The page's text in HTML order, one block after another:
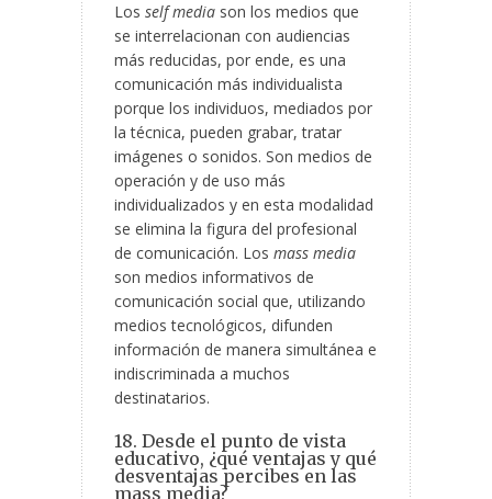
Los self media son los medios que
se interrelacionan con audiencias
más reducidas, por ende, es una
comunicación más individualista
porque los individuos, mediados por
la técnica, pueden grabar, tratar
imágenes o sonidos. Son medios de
operación y de uso más
individualizados y en esta modalidad
se elimina la figura del profesional
de comunicación. Los mass media
son medios informativos de
comunicación social que, utilizando
medios tecnológicos, difunden
información de manera simultánea e
indiscriminada a muchos
destinatarios.
18. Desde el punto de vista
educativo, ¿qué ventajas y qué
desventajas percibes en las
mass media?